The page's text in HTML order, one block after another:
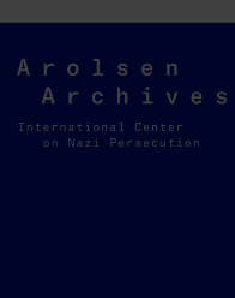
Arolsen
Archives